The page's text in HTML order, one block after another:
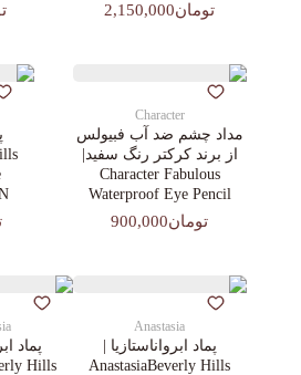
تومان2,150,000
Character
مداد چشم ضد آب فبیولس
از برند کرکتر رنگ سفید|
Character Fabulous
Waterproof Eye Pencil
تومان900,000
Anastasia
پماد ابرواناستازیا |
AnastasiaBeverly Hills
پماد
Hills